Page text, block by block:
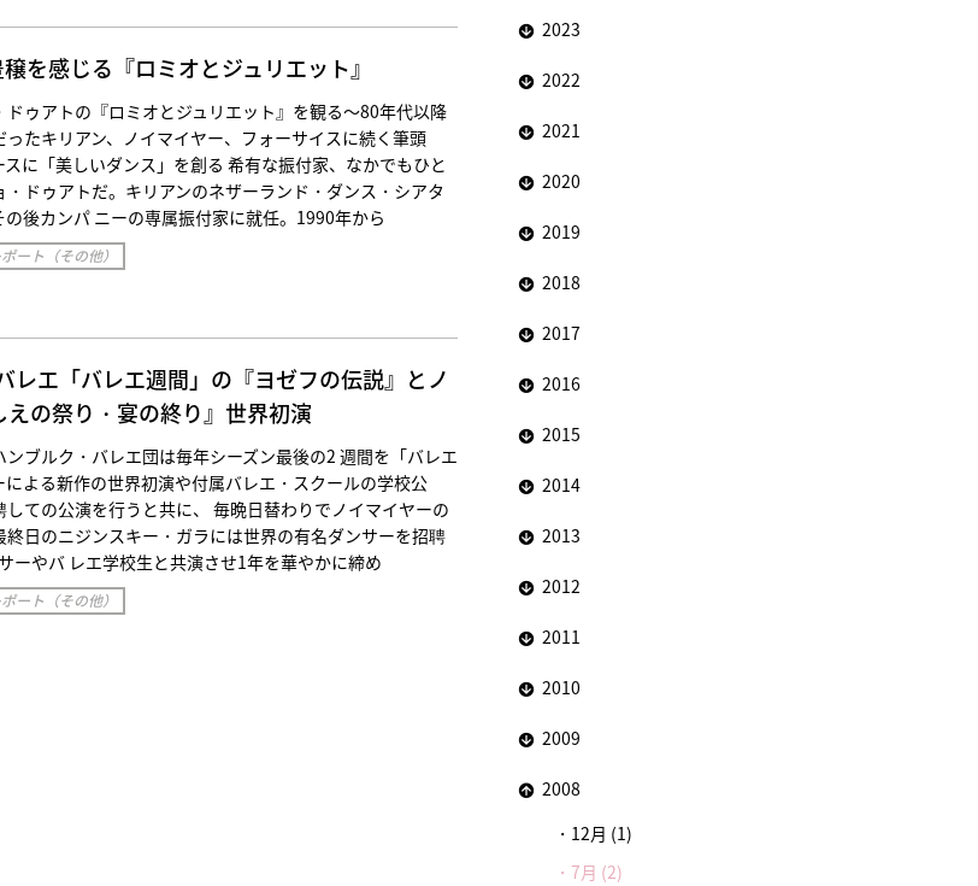
を感じる『ロミオとジュリエット』
ゥアトの『ロミオとジュリエット』を観る～80年代以降
たキリアン、ノイマイヤー、フォーサイスに続く筆頭
に「美しいダンス」を創る 希有な振付家、なかでもひと
ドゥアトだ。キリアンのネザーランド・ダンス・シアタ
後カンパ ニーの専属振付家に就任。1990年から
ート（その他）
レエ「バレエ週間」の『ヨゼフの伝説』とノ
の祭り・宴の終り』世界初演
ブルク・バレエ団は毎年シーズン最後の2 週間を「バレエ
よる新作の世界初演や付属バレエ・スクールの学校公
ての公演を行うと共に、 毎晩日替わりでノイマイヤーの
日のニジンスキー・ガラには世界の有名ダンサーを招聘
ーやバ レエ学校生と共演させ1年を華やかに締め
ート（その他）
2023
2022
2021
2020
2019
2018
2017
2016
2015
2014
2013
2012
2011
2010
2009
2008
12月 (1)
7月 (2)